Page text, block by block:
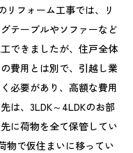
リフォーム工事では、リ
テーブルやソファーなど
できましたが、住戸全体
費用とは別で、引越し業
必要があり、高額な費用
は、3LDK～4LDKのお部
に荷物を全て保管してい
物で仮住まいに移ってい